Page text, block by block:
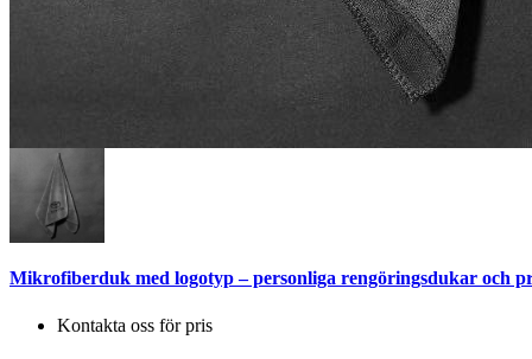
Mikrofiberduk med logotyp – personliga rengöringsdukar och
Kontakta oss för pris